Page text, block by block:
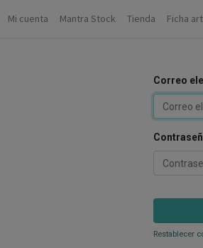
Mi cuenta Mantra Stock Tienda Ficha
Correo
Restablecer